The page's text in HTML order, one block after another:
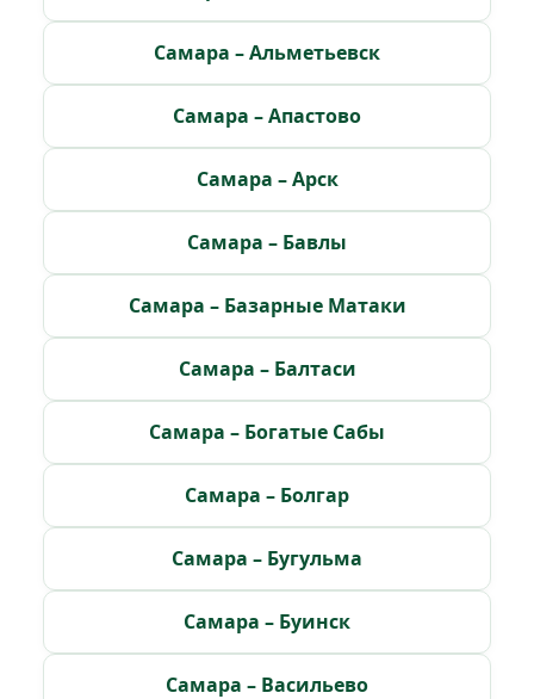
Самара – Альметьевск
Самара – Апастово
Самара – Арск
Самара – Бавлы
Самара – Базарные Матаки
Самара – Балтаси
Самара – Богатые Сабы
Самара – Болгар
Самара – Бугульма
Самара – Буинск
Самара – Васильево